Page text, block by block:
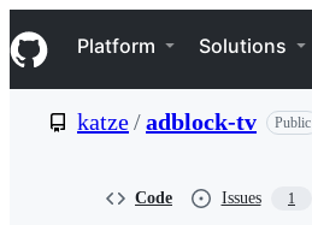
k
i
p
Navigation Menu
Platform Solutions
katze/adblock-tv Public
Code Issues 1